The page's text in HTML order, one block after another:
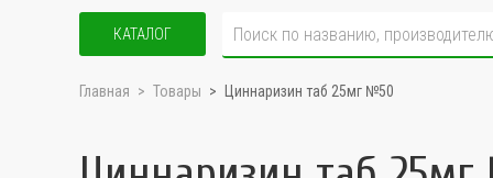
КАТАЛОГ
Главная Товары Циннаризин таб 25мг №50